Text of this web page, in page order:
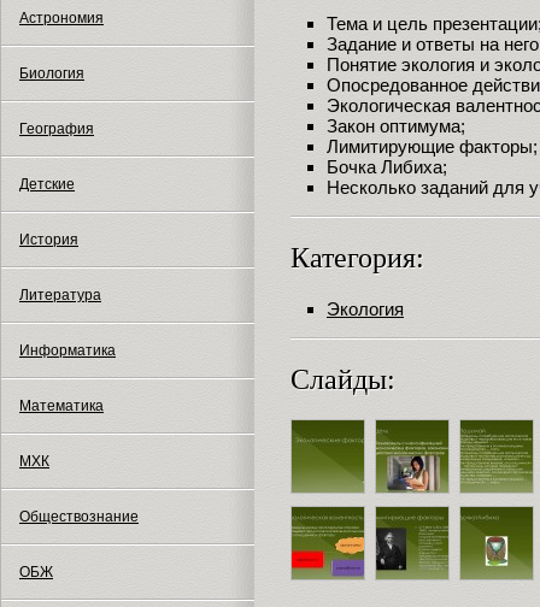
Астрономия
Биология
География
Детские
История
Литература
Информатика
Математика
МХК
Обществознание
ОБЖ
Тема и цель
Задание и ответы на
Понятие экология и
Опосредованное
Экологическая
Закон оптимума;
Лимитирующие факторы;
Бочка Либиха;
Несколько заданий для
Категория:
Экология
Слайды: